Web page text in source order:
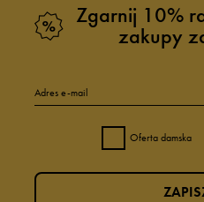
Zgarnij 10%
zakupy
Adres e-mail
Oferta damska